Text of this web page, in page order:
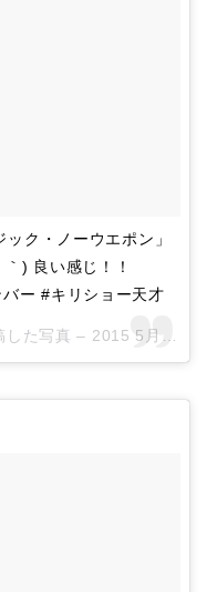
ク・ノーウエポン」
) 良い感じ！！
ー #キリショー天才
た写真 – 2015 5月 19 9:15午後 PDT